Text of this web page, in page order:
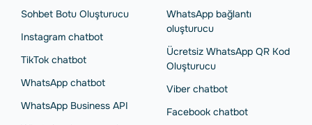
Sohbet Botu Oluşturucu
Instagram chatbot
TikTok chatbot
WhatsApp chatbot
WhatsApp Business API
WhatsApp bağlantı
oluşturucu
Ücretsiz WhatsApp QR Kod
Oluşturucu
Viber chatbot
Facebook chatbot